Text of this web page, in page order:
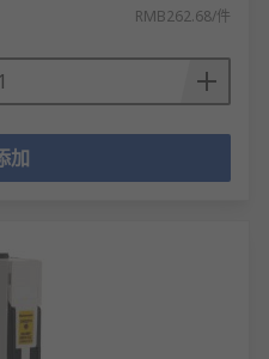
RMB262.68/件
加